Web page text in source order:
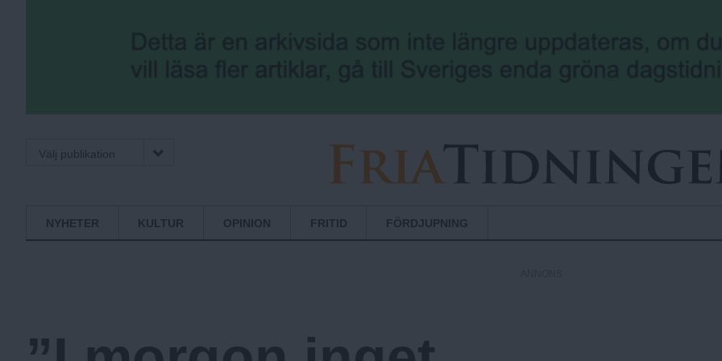
Välj publikation
F
i
NYHETER KULTUR OPINION FRITID FÖRDJUPNING